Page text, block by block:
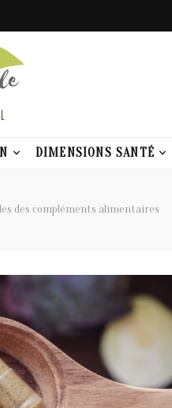
DIMENSIONS SANTÉ
des compléments alimentaires